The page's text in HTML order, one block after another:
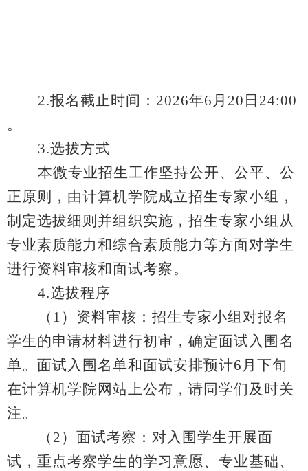
2.报名截止时间： 2026年6 月 20 日 24:00
。
3.选拔方式
本微专业招生工作坚持公开、公平、公
正原则，由计算机学院成立招生专家小组，
制定选拔细则并组织实施，招生专家小组从
专业素质能力和综合素质能力等方面对学生
进行资料审核和面试考察。
4.选拔程序
（ 1 ）资料审核：招生专家小组对报名
学生的申请材料进行初审，确定面试入围名
单。面试入围名单和面试安排预计6 月下旬
在计算机学院网站上公布，请同学们及时关
注。
（ 2 ）面试考察：对入围学生开展面
试，重点考察学生的学习意愿、专业基础、